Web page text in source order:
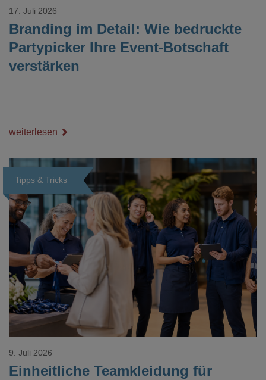
Branding im Detail: Wie bedruckte
Partypicker Ihre Event-Botschaft
verstärken
17. Juli 2026
weiterlesen
Tipps & Tricks
Einheitliche Teamkleidung für
9. Juli 2026